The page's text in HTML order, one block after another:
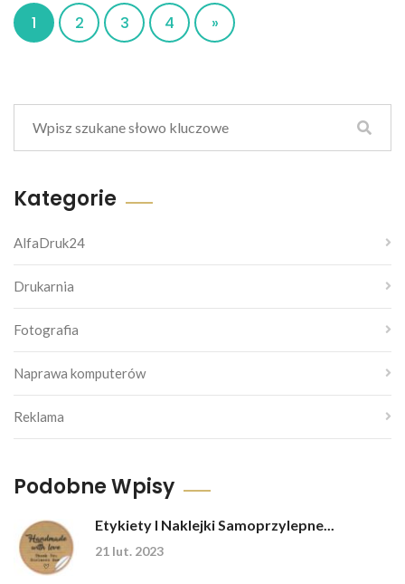
1 2 3 4 »
Kategorie
AlfaDruk24
Drukarnia
Fotografia
Naprawa komputerów
Reklama
Podobne Wpisy
Etykiety I Naklejki Samoprzylepne...
21 lut. 2023